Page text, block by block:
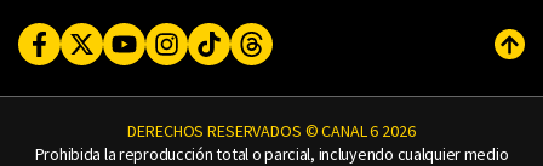
FacebookTwitterYoutubeInstagram
TikTokThreads
DERECHOS RESERVADOS © CANAL 6 2026
Prohibida la reproducción total o parcial, incluyendo cualquier medio